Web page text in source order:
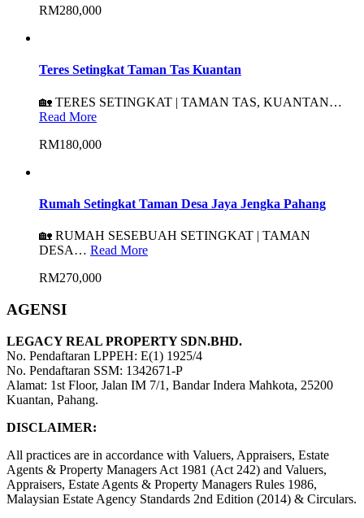
RM280,000
Teres Setingkat Taman Tas Kuantan
🏡 TERES SETINGKAT | TAMAN TAS, KUANTAN…
Read More
RM180,000
Rumah Setingkat Taman Desa Jaya Jengka Pahang
🏡 RUMAH SESEBUAH SETINGKAT | TAMAN
DESA… Read More
RM270,000
AGENSI
LEGACY REAL PROPERTY SDN.BHD.
No. Pendaftaran LPPEH: E(1) 1925/4
No. Pendaftaran SSM: 1342671-P
Alamat: 1st Floor, Jalan IM 7/1, Bandar Indera Mahkota, 25200
Kuantan, Pahang.
DISCLAIMER:
All practices are in accordance with Valuers, Appraisers, Estate
Agents & Property Managers Act 1981 (Act 242) and Valuers,
Appraisers, Estate Agents & Property Managers Rules 1986,
Malaysian Estate Agency Standards 2nd Edition (2014) & Circulars.